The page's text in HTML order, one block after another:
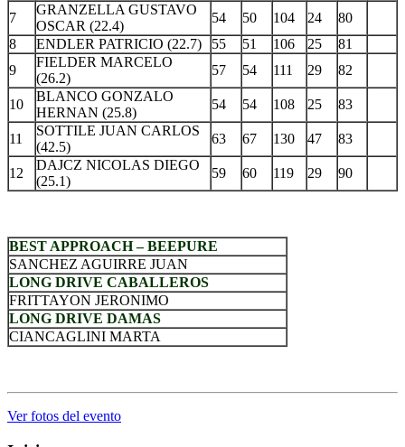
7
GRANZELLA GUSTAVO
OSCAR (22.4)
54 50 104 24
80
8
ENDLER PATRICIO (22.7) 55 51 106 25
81
9
FIELDER MARCELO
(26.2)
57 54 111 29 82
10
BLANCO GONZALO
HERNAN (25.8)
54 54 108 25 83
11
SOTTILE JUAN CARLOS
(42.5)
63 67 130 47 83
12
DAJCZ NICOLAS DIEGO
(25.1)
59 60 119 29 90
BEST APPROACH – BEEPURE
SANCHEZ AGUIRRE JUAN
LONG DRIVE CABALLEROS
FRITTAYON JERONIMO
LONG DRIVE DAMAS
CIANCAGLINI MARTA
Ver fotos del evento